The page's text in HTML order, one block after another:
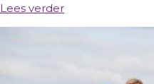
Lees verder